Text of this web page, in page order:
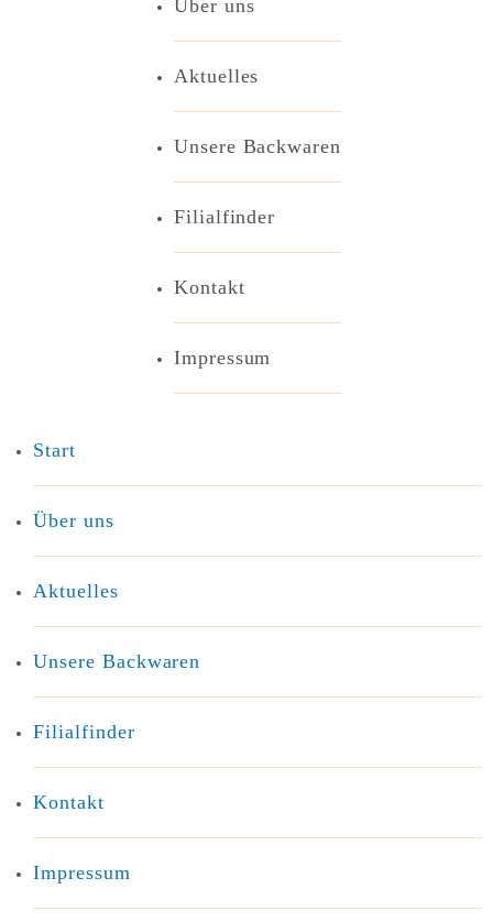
Über uns
Aktuelles
Unsere Backwaren
Filialfinder
Kontakt
Impressum
Start
Über uns
Aktuelles
Unsere Backwaren
Filialfinder
Kontakt
Impressum